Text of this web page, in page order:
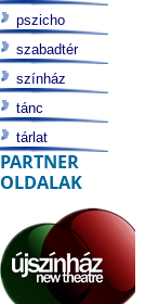
pszicho
szabadtér
színház
tánc
tárlat
PARTNER
OLDALAK